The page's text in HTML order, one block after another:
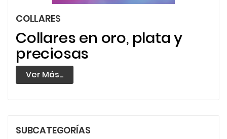
COLLARES
Collares en oro, plata y
preciosas
Ver Más...
SUBCATEGORÍAS